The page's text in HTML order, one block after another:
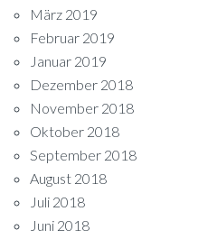
März 2019
Februar 2019
Januar 2019
Dezember 2018
November 2018
Oktober 2018
September 2018
August 2018
Juli 2018
Juni 2018